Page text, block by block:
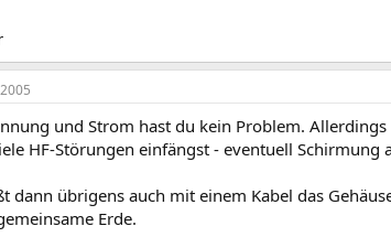
und Strom hast du kein Problem.
HF-Störungen einfängst - eventuell Schirmung
dann übrigens auch mit einem Kabel das
Erde.